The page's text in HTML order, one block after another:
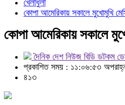
খেলাধুলা
কোপা আমেরিকায় সকালে মুখোমুখি
কোপা আমেরিকায় সকালে
দৈনিক দেশ নিউজ বিডি ডটকম
প্রকাশিত সময় : ১১:০৬:৫৩
৪১৩